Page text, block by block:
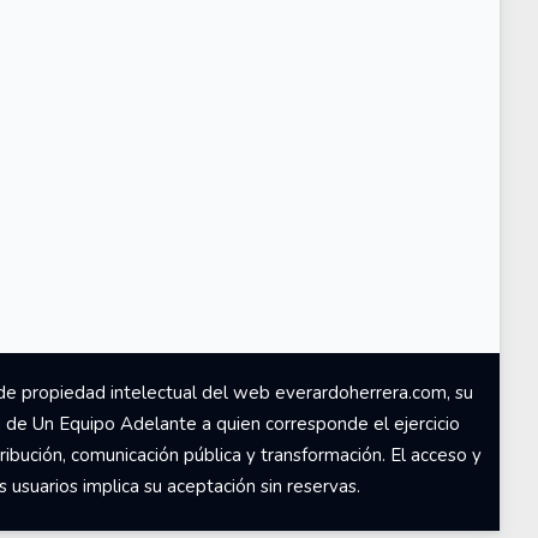
propiedad intelectual del web everardoherrera.com, su
Un Equipo Adelante a quien corresponde el ejercicio
comunicación pública y transformación. El acceso y
implica su aceptación sin reservas.